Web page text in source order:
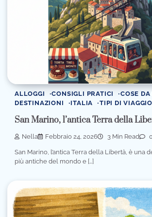
ALLOGGI CONSIGLI PRATICI
COSE DA
DESTINAZIONI
ITALIA TIPI DI VIAGGIO
San Marino, l’antica Terra della
Nella Febbraio 24, 2026 3 Min Read
San Marino, l’antica Terra della Libertà, è una
più antiche del mondo e […]